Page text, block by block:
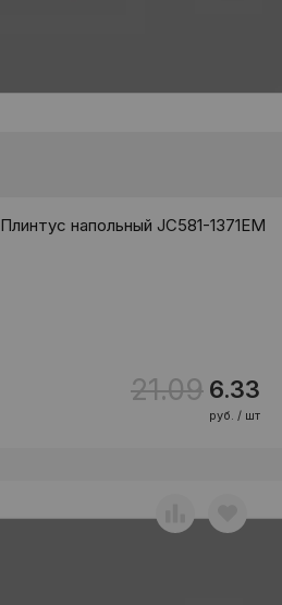
Плинтус напольный JC581-1371EM
21.09 6.33
руб. / шт